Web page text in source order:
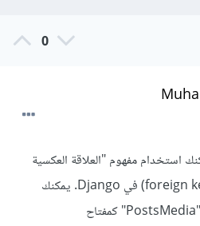
0
استخدام مفهوم "العلاقة العكسية
المتعددة" (foreign key relationships) في Django. يمكنك
إضافة حقل "post" في نموذج "PostsMedia" كمفتاح